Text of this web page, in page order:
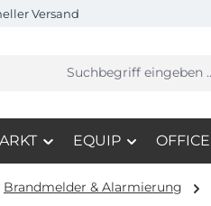
Versand
EQUIP OFFICE
Brandmelder & Alarmierung